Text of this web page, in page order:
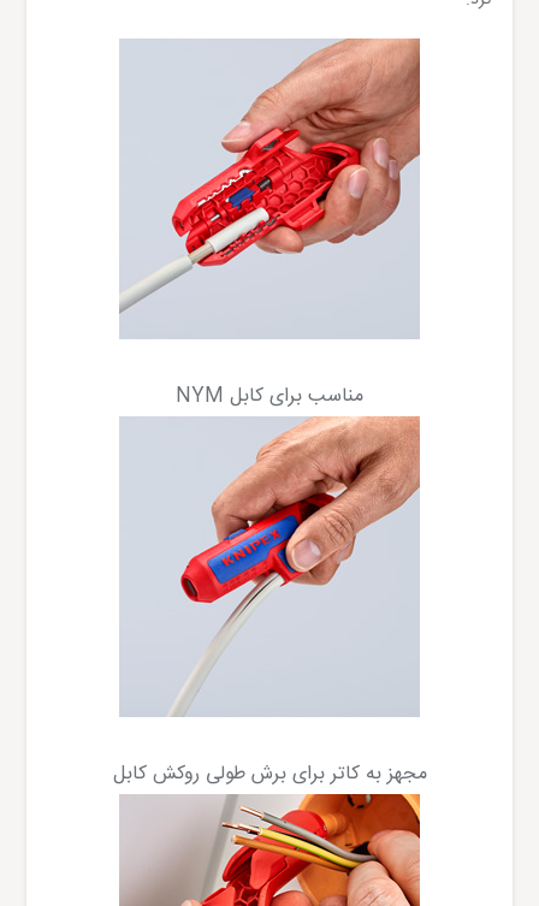
مناسب برای کابل NYM
مجهز به کاتر برای برش طولی روکش کابل